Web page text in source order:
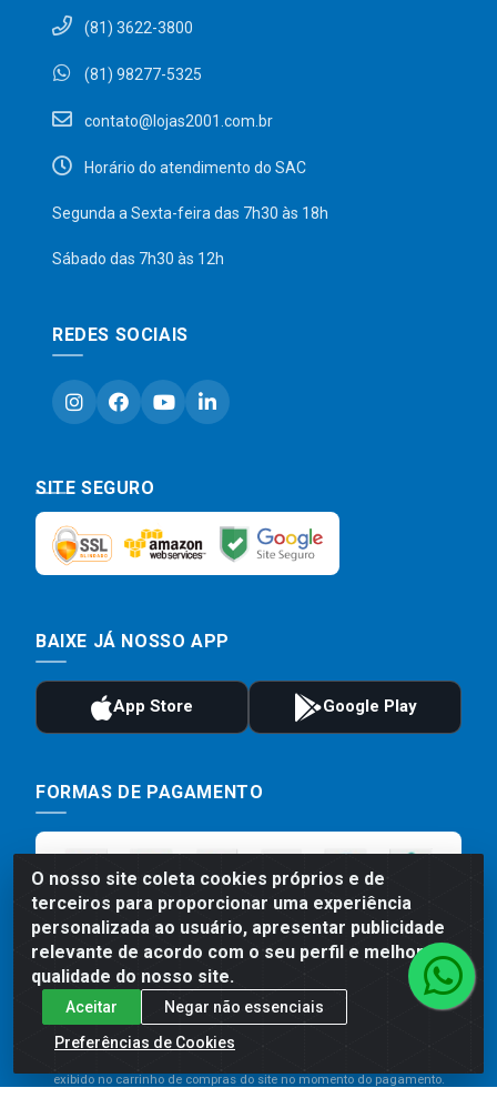
O nosso site coleta cookies próprios e de
terceiros para proporcionar uma experiência
personalizada ao usuário, apresentar publicidade
relevante de acordo com o seu perfil e melhorar a
qualidade do nosso site.
Aceitar
Negar não essenciais
Preferências de Cookies
(81) 3622-3800
(81) 98277-5325
contato@lojas2001.com.br
Horário do atendimento do SAC
Segunda a Sexta-feira das 7h30 às 18h
Sábado das 7h30 às 12h
REDES SOCIAIS
SITE SEGURO
BAIXE JÁ NOSSO APP
FORMAS DE PAGAMENTO
Preços, promoções, condições de pagamento e frete são válidos
para compras realizadas exclusivamente pelo site. Caso haja
exibido no carrinho de compras do site no momento do pagamento.